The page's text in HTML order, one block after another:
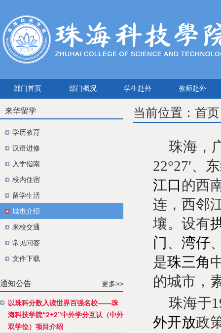
部门首页 部门概况 学生赴外 教师赴外
来华留学
学历教育
汉语进修
入学指南
校内住宿
留学生活
城市介绍
来校交通
常见问答
文件下载
通知公告 更多>>
以珠科分数入读世界百强名校——珠
海科技学院“2+2”中外学分互认（中外
双学位）项目介绍
当前位置： 首页
珠海，
22°27′、
江口 的西
连，西邻
壤。设有
门、 湾仔
是珠三角
的城市，
珠海于
外开放政